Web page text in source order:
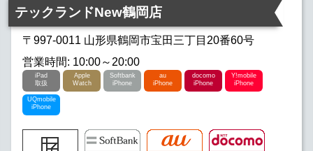
テックランドNew鶴岡店
〒997-0011 山形県鶴岡市宝田三丁目20番60号
営業時間: 10:00～20:00
iPad
取扱
Apple
Watch
Softbank
iPhone
au
iPhone
docomo
iPhone
Y!mobile
iPhone
UQmobile
iPhone